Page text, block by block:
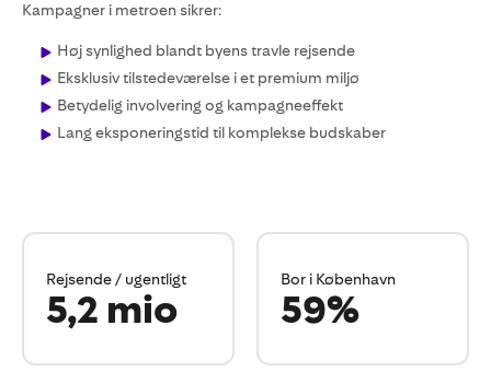
Kampagner i metroen sikrer:
Høj synlighed blandt byens travle rejsende
Eksklusiv tilstedeværelse i et premium miljø
Betydelig involvering og kampagneeffekt
Lang eksponeringstid til komplekse budskaber
Rejsende / ugentligt
5,2 mio
Bor i København
59%